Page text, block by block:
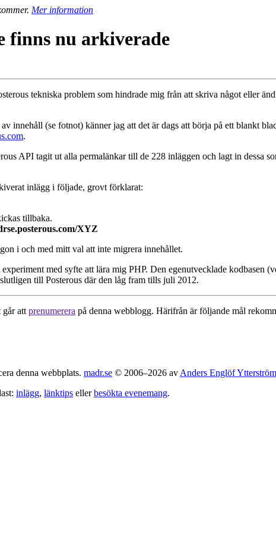
Mer information
finns nu arkiverade
tekniska problem som hindrade mig från att skriva något eller
innehåll (se fotnot) känner jag att det är dags att börja på ett blankt
.
API tagit ut alla permalänkar till de 228 inläggen och lagt in dessa
inlägg i följade, grovt förklarat:
tillbaka.
XYZ
i och med mitt val att inte migrera innehållet.
med syfte att lära mig PHP. Den egenutvecklade kodbasen
till Posterous där den låg fram tills juli 2012.
går att prenumerera på denna webblogg. Härifrån är följande mål
denna webbplats. madr.se © 2006–2026 av Anders Englöf Ytterström
inlägg, länktips ellerbesökta evenemang.